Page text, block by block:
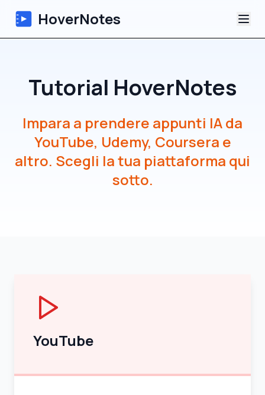
HoverNotes
Extension
Appunti Video IA
Tutorial
Chi siamo
Tutorial HoverNotes
Impara a prendere appunti IA da
YouTube, Udemy, Coursera e
altro. Scegli la tua piattaforma qui
sotto.
YouTube